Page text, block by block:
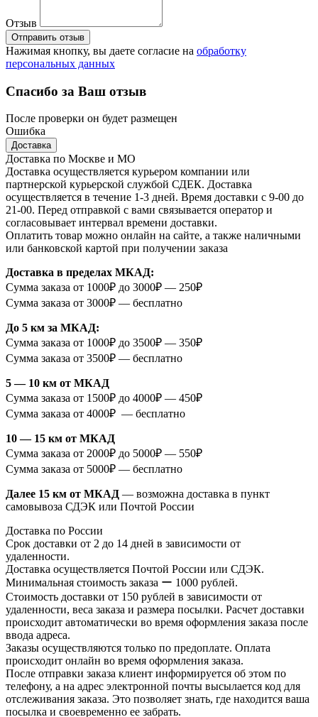
Отзыв
Отправить отзыв
Нажимая кнопку, вы даете согласие на обработку
персональных данных
Спасибо за Ваш отзыв
После проверки он будет размещен
Ошибка
Доставка
Доставка по Москве и МО
Доставка осуществляется курьером компании или
партнерской курьерской службой СДЕК. Доставка
осуществляется в течение 1-3 дней. Время доставки с 9-00 до
21-00. Перед отправкой с вами связывается оператор и
согласовывает интервал времени доставки.
Оплатить товар можно онлайн на сайте, а также наличными
или банковской картой при получении заказа
Доставка в пределах МКАД:
Сумма заказа от 1000₽ до 3000₽ — 250₽
Сумма заказа от 3000₽ — бесплатно
До 5 км за МКАД:
Сумма заказа от 1000₽ до 3500₽ — 350₽
Сумма заказа от 3500₽ — бесплатно
5 — 10 км от МКАД
Сумма заказа от 1500₽ до 4000₽ — 450₽
Сумма заказа от 4000₽ — бесплатно
10 — 15 км от МКАД
Сумма заказа от 2000₽ до 5000₽ — 550₽
Сумма заказа от 5000₽ — бесплатно
Далее 15 км от МКАД — возможна доставка в пункт
самовывоза СДЭК или Почтой России
Доставка по России
Срок доставки от 2 до 14 дней в зависимости от
удаленности.
Доставка осуществляется Почтой России или СДЭК.
Минимальная стоимость заказа ー 1000 рублей.
Стоимость доставки от 150 рублей в зависимости от
удаленности, веса заказа и размера посылки. Расчет доставки
происходит автоматически во время оформления заказа после
ввода адреса.
Заказы осуществляются только по предоплате. Оплата
происходит онлайн во время оформления заказа.
После отправки заказа клиент информируется об этом по
телефону, а на адрес электронной почты высылается код для
отслеживания заказа. Это позволяет знать, где находится ваша
посылка и своевременно ее забрать.